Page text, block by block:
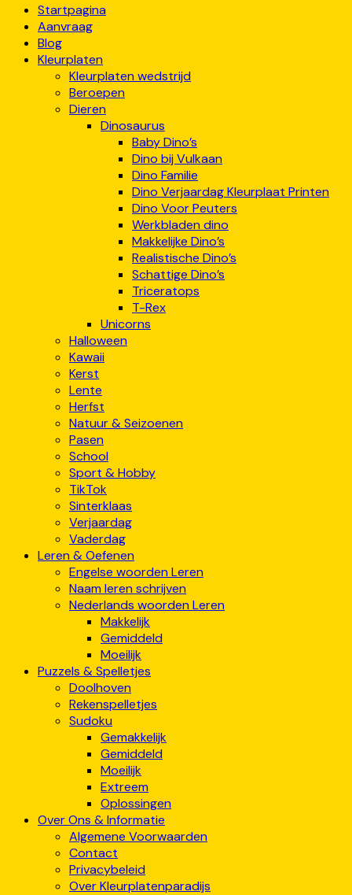
Startpagina
Aanvraag
Blog
Kleurplaten
Kleurplaten wedstrijd
Beroepen
Dieren
Dinosaurus
Baby Dino’s
Dino bij Vulkaan
Dino Familie
Dino Verjaardag Kleurplaat Printen
Dino Voor Peuters
Werkbladen dino
Makkelijke Dino’s
Realistische Dino’s
Schattige Dino’s
Triceratops
T-Rex
Unicorns
Halloween
Kawaii
Kerst
Lente
Herfst
Natuur & Seizoenen
Pasen
School
Sport & Hobby
TikTok
Sinterklaas
Verjaardag
Vaderdag
Leren & Oefenen
Engelse woorden Leren
Naam leren schrijven
Nederlands woorden Leren
Makkelijk
Gemiddeld
Moeilijk
Puzzels & Spelletjes
Doolhoven
Rekenspelletjes
Sudoku
Gemakkelijk
Gemiddeld
Moeilijk
Extreem
Oplossingen
Over Ons & Informatie
Algemene Voorwaarden
Contact
Privacybeleid
Over Kleurplatenparadijs